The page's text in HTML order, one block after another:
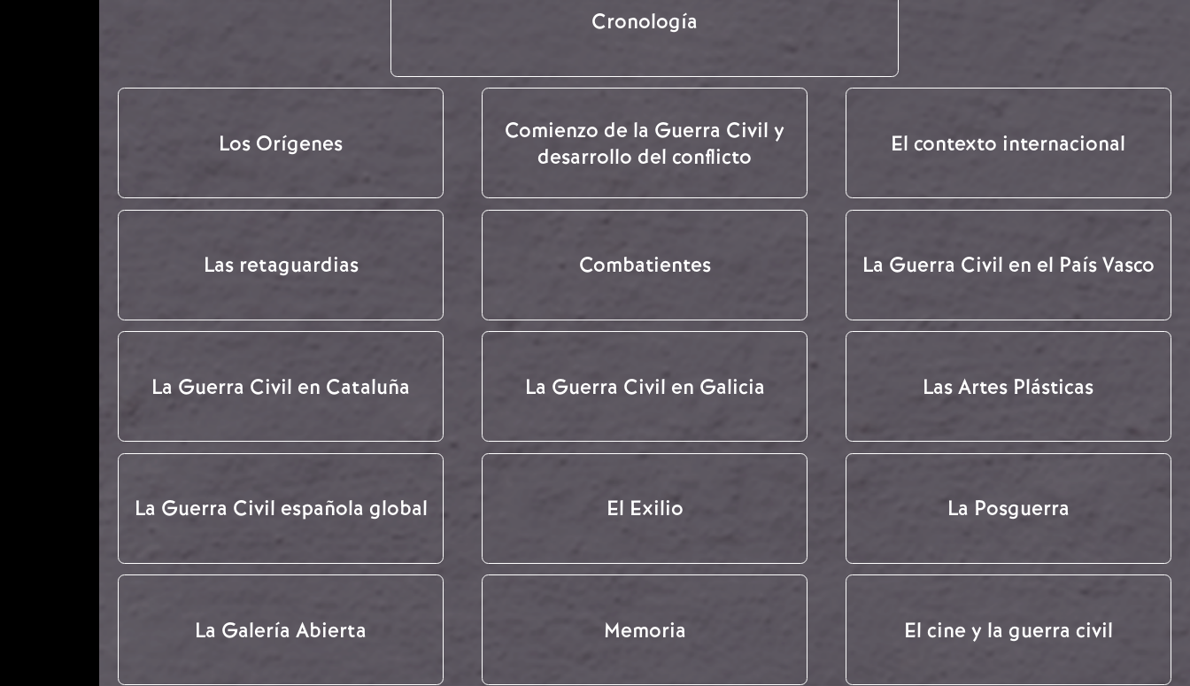
Cronología
Los Orígenes
Comienzo de la Guerra Civil y
desarrollo del conflicto
El contexto internacional
Las retaguardias Combatientes La Guerra Civil en el País Vasco
La Guerra Civil en Cataluña La Guerra Civil en Galicia Las Artes Plásticas
La Guerra Civil española global El Exilio La Posguerra
La Galería Abierta Memoria El cine y la guerra civil